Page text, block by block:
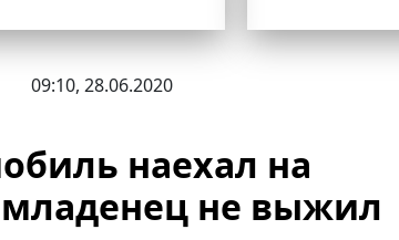
09:10, 28.06.2020
наехал на
младенец не выжил